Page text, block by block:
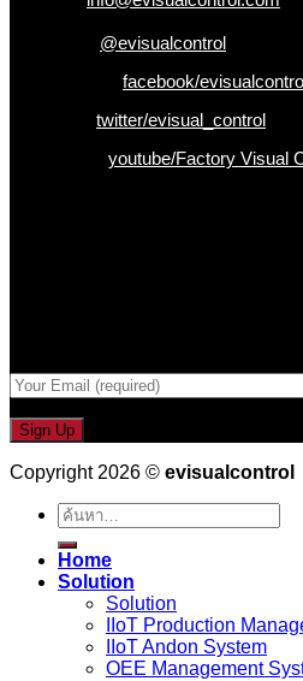
@evisualcontrol
facebook/
twitter/evisual_control
youtube/Factory Visual
Copyright 2026 © evisualcontrol
ค้นหา:
Home
Solution
Solution
IIoT Production
IIoT Andon System
OEE Management